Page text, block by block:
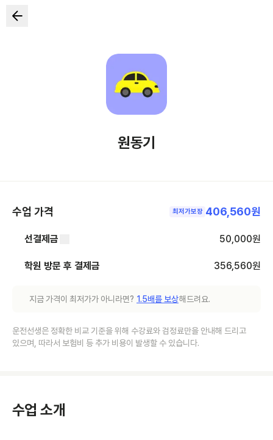
원동기
수업 가격 최저가보장 406,560원
선결제금 50,000원
학원 방문 후 결제금 356,560원
지금 가격이 최저가가 아니라면? 1.5배를 보상해드려요.
운전선생은 정확한 비교 기준을 위해 수강료와 검정료만을 안내해 드리고
있으며, 따라서 보험비 등 추가 비용이 발생할 수 있습니다.
수업 소개